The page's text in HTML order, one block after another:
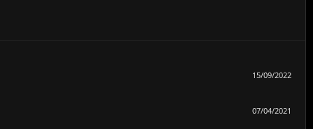
15/09/2022
07/04/2021